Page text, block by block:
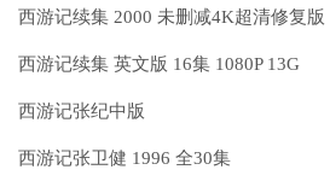
西游记续集 2000 未删减4K超清修复版
西游记续集 英文版 16集 1080P 13G
西游记张纪中版
西游记张卫健 1996 全30集